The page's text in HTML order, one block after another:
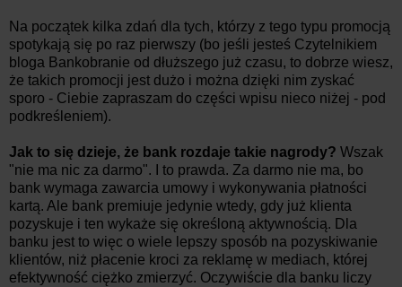
Na początek kilka zdań dla tych, którzy z tego typu promocją
spotykają się po raz pierwszy (bo jeśli jesteś Czytelnikiem
bloga Bankobranie od dłuższego już czasu, to dobrze wiesz,
że takich promocji jest dużo i można dzięki nim zyskać
sporo - Ciebie zapraszam do części wpisu nieco niżej - pod
podkreśleniem).
Jak to się dzieje, że bank rozdaje takie nagrody? Wszak
"nie ma nic za darmo". I to prawda. Za darmo nie ma, bo
bank wymaga zawarcia umowy i wykonywania płatności
kartą. Ale bank premiuje jedynie wtedy, gdy już klienta
pozyskuje i ten wykaże się określoną aktywnością. Dla
banku jest to więc o wiele lepszy sposób na pozyskiwanie
klientów, niż płacenie kroci za reklamę w mediach, której
efektywność ciężko zmierzyć. Oczywiście dla banku liczy